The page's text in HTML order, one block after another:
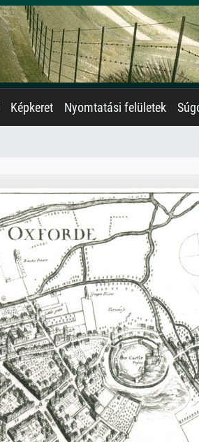
Képkeret Nyomtatási felületek